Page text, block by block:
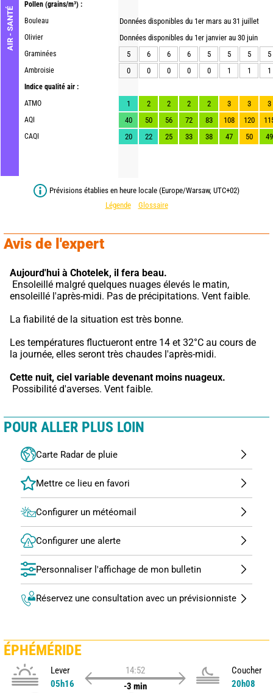
AIR - SANTÉ
Pollen (grains/m³) :
Bouleau
Olivier
Graminées
Ambroisie
Indice qualité air :
ATMO
AQI
CAQI
Données disponibles du 1er mars au 31 juillet
Données disponibles du 1er janvier au 30 juin
5
6 6 6 5 5 5
5
0
0 0 0 0 1 1 1
1 2 2 2 2 3 3
3
40
50 56 72 83 108 120
20
22 25 33 38 47 50 49
Prévisions établies en heure locale (Europe/Warsaw, UTC+02)
Légende
Glossaire
Avis de l'expert
Aujourd'hui à Chotelek, il fera beau.
ensoleillé l'après-midi. Pas de précipitations. Vent faible.
La fiabilité de la situation est très bonne.
Les températures fluctueront entre 14 et 32°C au cours de
la journée, elles seront très chaudes l'après-midi.
Cette nuit, ciel variable devenant moins nuageux.
Possibilité d'averses. Vent faible.
POUR ALLER PLUS LOIN
Carte Radar de pluie
Configurer un météomail
Configurer une alerte
Personnaliser l'affichage de mon bulletin
Réservez une consultation avec un prévisionniste
ÉPHÉMÉRIDE
Lever
05h16
14:52
-3 min
Coucher
20h08